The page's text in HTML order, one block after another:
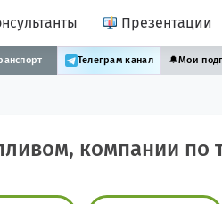
Презентации
Телеграм канал 🔔Мои
компании по